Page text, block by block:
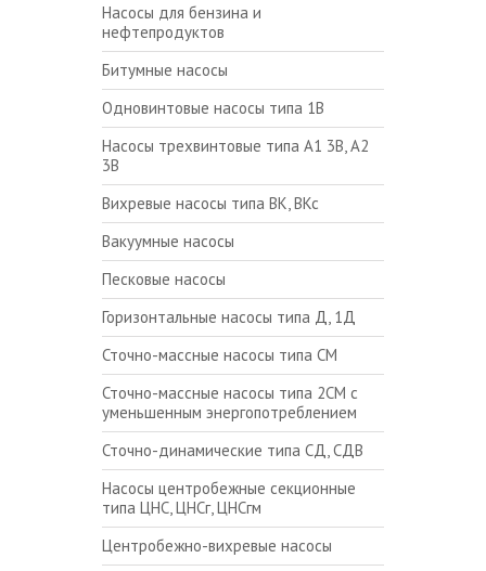
Насосы для бензина и
нефтепродуктов
Битумные насосы
Одновинтовые насосы типа 1В
Насосы трехвинтовые типа А1 3В, А2
3В
Вихревые насосы типа ВК, ВКс
Вакуумные насосы
Песковые насосы
Горизонтальные насосы типа Д, 1Д
Сточно-массные насосы типа СМ
Сточно-массные насосы типа 2СМ с
уменьшенным энергопотреблением
Сточно-динамические типа СД, СДВ
Насосы центробежные секционные
типа ЦНС, ЦНСг, ЦНСгм
Центробежно-вихревые насосы